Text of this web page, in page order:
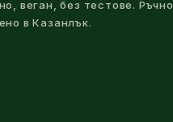
веган, без тестове. Ръчно
в Казанлък.